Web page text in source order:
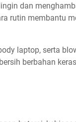
dan
rutin membantu
laptop, serta
berbahan